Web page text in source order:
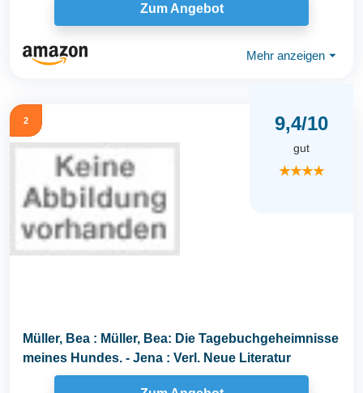
Zum Angebot
Mehr anzeigen ⏷
2 9,4/10
gut
★★★★
Müller, Bea : Müller, Bea: Die Tagebuchgeheimnisse
meines Hundes. - Jena : Verl. Neue Literatur